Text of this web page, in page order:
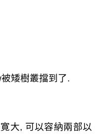
被矮樹叢擋到了.
大, 可以容納兩部以